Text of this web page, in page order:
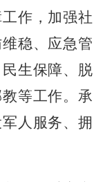
作，加强社
稳、应急管
生保障、脱
等工作。承
人服务、拥